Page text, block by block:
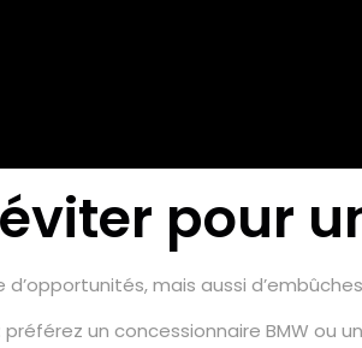
pour
d’opportunités, mais aussi
: préférez un concessionnaire BMW ou